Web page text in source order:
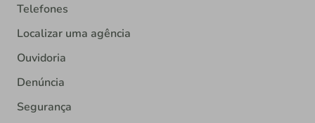
Telefones
Localizar uma agência
Ouvidoria
Denúncia
Segurança